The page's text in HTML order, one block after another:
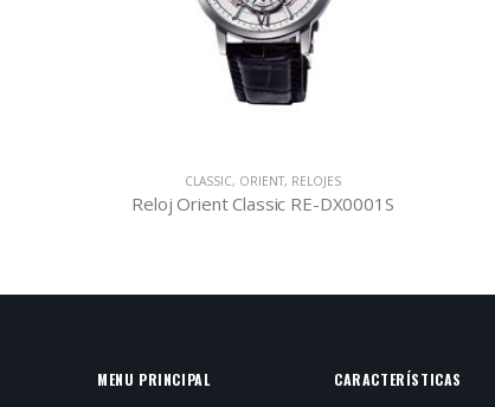
CLASSIC, ORIENT, RELOJES
Reloj Orient Classic RE-DX0001S
MENU PRINCIPAL CARACTERÍSTICAS